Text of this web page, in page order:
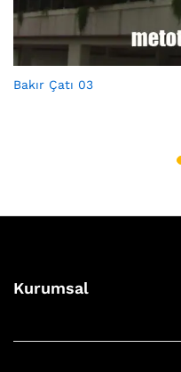
Bakır Çatı 03
Kurumsal